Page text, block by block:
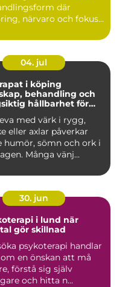
där
närvaro och fokus...
04. jul
i köping
behandling och
hållbarhet för
med värk i rygg,
eller axlar påverkar
humör, sömn och ork i
Många vänj...
30. jun
i lund när
gör skillnad
psykoterapi handlar
en önskan att må
förstå sig själv
och hitta n...